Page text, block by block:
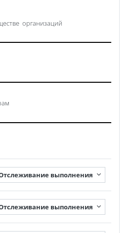
организаций
выполнения
выполнения